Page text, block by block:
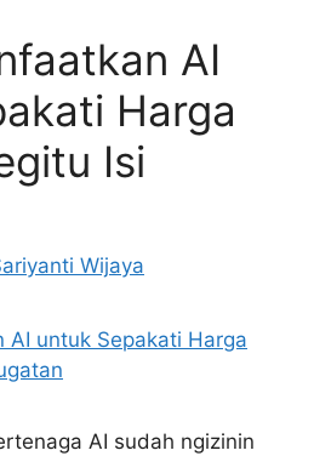
AI
Harga
Isi
Wijaya
AI sudah ngizinin